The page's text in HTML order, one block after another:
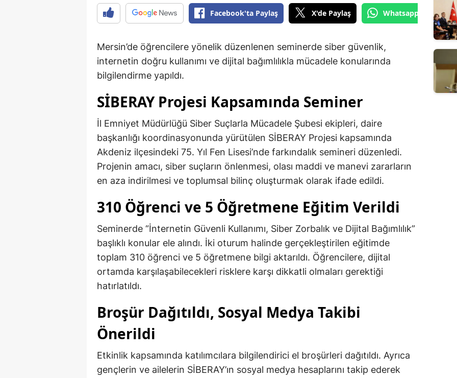
Facebook'ta Paylaş X'de Paylaş Whatsapp'tan
Mersin’de öğrencilere yönelik düzenlenen seminerde siber güvenlik,
internetin doğru kullanımı ve dijital bağımlılıkla mücadele konularında
bilgilendirme yapıldı.
SİBERAY Projesi Kapsamında Seminer
İl Emniyet Müdürlüğü Siber Suçlarla Mücadele Şubesi ekipleri, daire
başkanlığı koordinasyonunda yürütülen SİBERAY Projesi kapsamında
Akdeniz ilçesindeki 75. Yıl Fen Lisesi’nde farkındalık semineri düzenledi.
Projenin amacı, siber suçların önlenmesi, olası maddi ve manevi zararların
en aza indirilmesi ve toplumsal bilinç oluşturmak olarak ifade edildi.
310 Öğrenci ve 5 Öğretmene Eğitim Verildi
Seminerde “İnternetin Güvenli Kullanımı, Siber Zorbalık ve Dijital Bağımlılık”
başlıklı konular ele alındı. İki oturum halinde gerçekleştirilen eğitimde
toplam 310 öğrenci ve 5 öğretmene bilgi aktarıldı. Öğrencilere, dijital
ortamda karşılaşabilecekleri risklere karşı dikkatli olmaları gerektiği
hatırlatıldı.
Broşür Dağıtıldı, Sosyal Medya Takibi
Önerildi
Etkinlik kapsamında katılımcılara bilgilendirici el broşürleri dağıtıldı. Ayrıca
gençlerin ve ailelerin SİBERAY’ın sosyal medya hesaplarını takip ederek